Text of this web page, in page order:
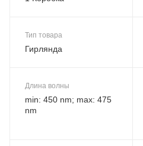
Тип товара
Гирлянда
Длина волны
min: 450 nm; max: 475
nm